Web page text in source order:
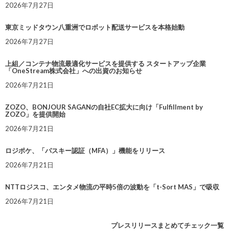
2026年7月27日
東京ミッドタウン八重洲でロボット配送サービスを本格始動
2026年7月27日
上組／コンテナ物流最適化サービスを提供する スタートアップ企業
「OneStream株式会社」への出資のお知らせ
2026年7月21日
ZOZO、BONJOUR SAGANの自社EC拡大に向け「Fulfillment by
ZOZO」を提供開始
2026年7月21日
ロジポケ、「パスキー認証（MFA）」機能をリリース
2026年7月21日
NTTロジスコ、エンタメ物流の平時5倍の波動を「t-Sort MAS」で吸収
2026年7月21日
プレスリリースまとめてチェック一覧